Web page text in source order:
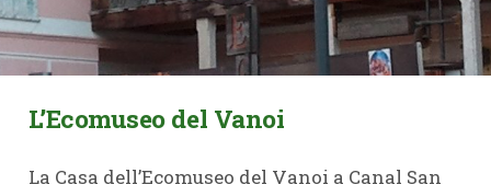
L’Ecomuseo del Vanoi
La Casa dell’Ecomuseo del Vanoi a Canal San